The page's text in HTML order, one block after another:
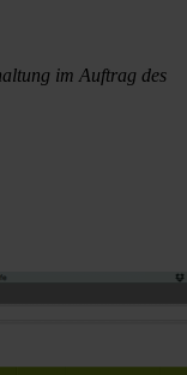
im Auftrag des